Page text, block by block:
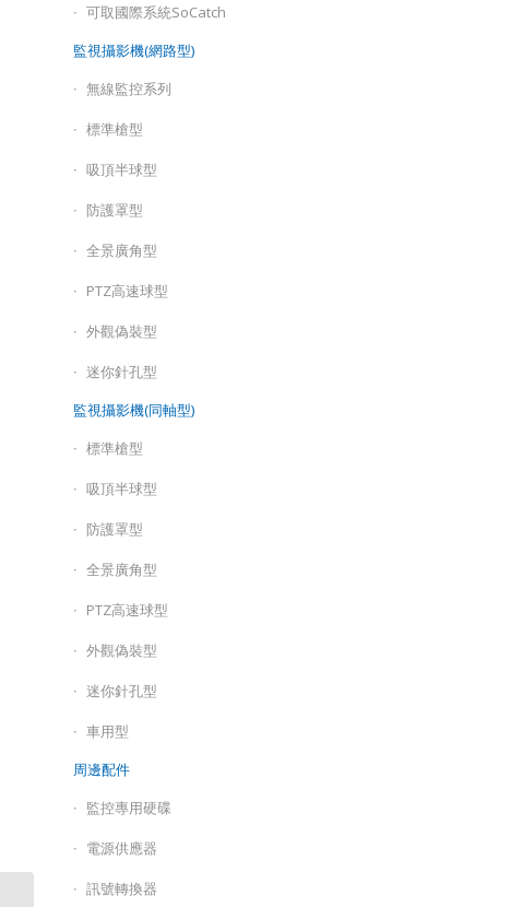
可取國際系統SoCatch
監視攝影機(網路型)
無線監控系列
標準槍型
吸頂半球型
防護罩型
全景廣角型
PTZ高速球型
外觀偽裝型
迷你針孔型
監視攝影機(同軸型)
標準槍型
吸頂半球型
防護罩型
全景廣角型
PTZ高速球型
外觀偽裝型
迷你針孔型
車用型
周邊配件
監控專用硬碟
電源供應器
訊號轉換器